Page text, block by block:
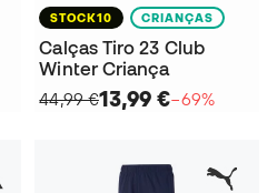
STOCK10 CRIANÇAS
Calças Tiro 23 Club
Winter Criança
44,99 €13,99 €−69%